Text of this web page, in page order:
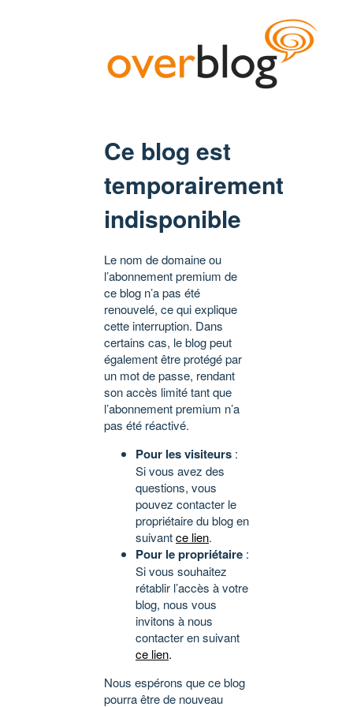
Ce blog est
temporairement
indisponible
Le nom de domaine ou
l’abonnement premium de
ce blog n’a pas été
renouvelé, ce qui explique
cette interruption. Dans
certains cas, le blog peut
également être protégé par
un mot de passe, rendant
son accès limité tant que
l’abonnement premium n’a
pas été réactivé.
Pour les visiteurs :
Si vous avez des
questions, vous
pouvez contacter le
propriétaire du blog en
suivantce lien.
Pour le propriétaire :
Si vous souhaitez
rétablir l’accès à votre
blog, nous vous
invitons à nous
contacter en suivant
ce lien.
Nous espérons que ce blog
pourra être de nouveau